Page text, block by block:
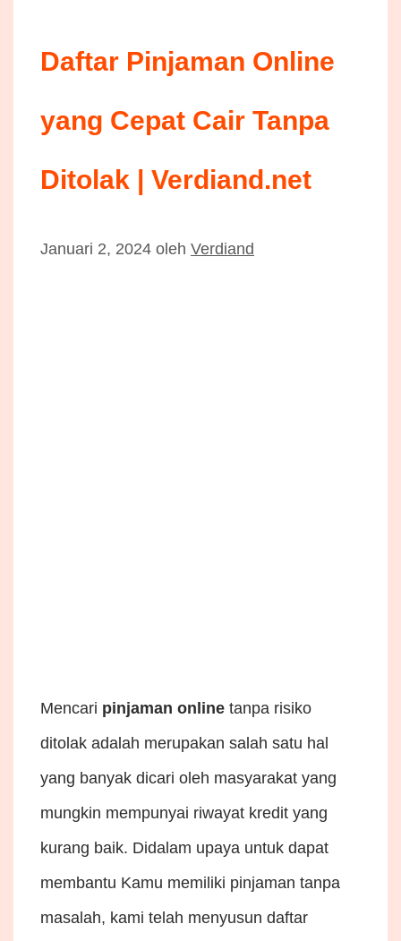
Daftar Pinjaman Online
yang Cepat Cair Tanpa
Ditolak | Verdiand.net
Januari 2, 2024 oleh Verdiand
Mencari pinjaman online tanpa risiko
ditolak adalah merupakan salah satu hal
yang banyak dicari oleh masyarakat yang
mungkin mempunyai riwayat kredit yang
kurang baik. Didalam upaya untuk dapat
membantu Kamu memiliki pinjaman tanpa
masalah, kami telah menyusun daftar